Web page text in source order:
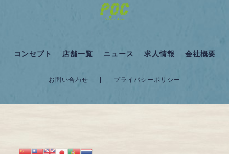
コンセプト 店舗一覧 ニュース 求人情報 会社概要
お問い合わせ プライバシーポリシー